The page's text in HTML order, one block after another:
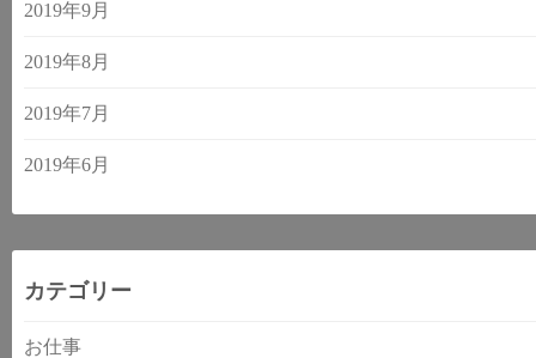
2019年9月
2019年8月
2019年7月
2019年6月
カテゴリー
お仕事